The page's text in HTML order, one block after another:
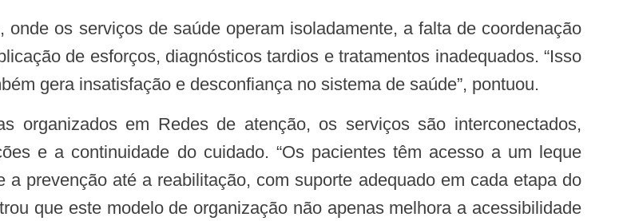
de esforços, diagnósticos tardios e tratamentos inadequados. “Isso
gera insatisfação e desconfiança no sistema de saúde”, pontuou.
e a continuidade do cuidado. “Os pacientes têm acesso a um leque
a prevenção até a reabilitação, com suporte adequado em cada etapa do
que este modelo de organização não apenas melhora a acessibilidade